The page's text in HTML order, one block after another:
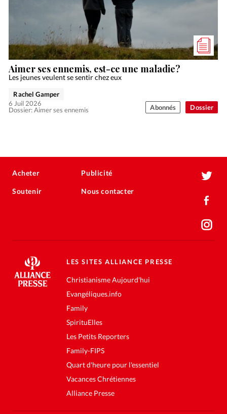
Dossier
Aimer ses ennemis, est-ce une maladie?
Les jeunes veulent se sentir chez eux
Dossier: Aimer ses ennemis
Rachel Gamper
6 Juil 2026
Abonnés
Acheter
Soutenir
Publicité
Nous contacter
LES SITES ALLIANCE PRESSE
Christianisme Aujourd'hui
Evangéliques.info
Family
SpirituElles
Les Petits Reporters
Family-FIPS
Quart d'heure pour l'essentiel
Vacances Chrétiennes
Alliance Presse